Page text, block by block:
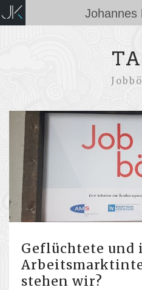
Geflüchtete und
stehen wir?
Johannes